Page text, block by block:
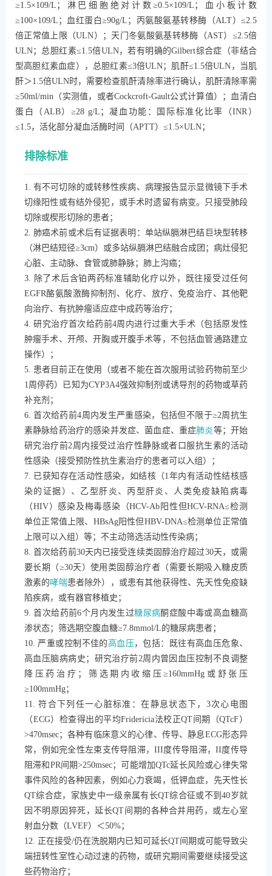
≥1.5×109/L；淋巴细胞绝对计数≥0.5×109/L；血小板计数
≥100×109/L；血红蛋白≥90g/L；丙氨酸氨基转移酶（ALT）≤2.5
倍正常值上限（ULN）；天门冬氨酸氨基转移酶（AST）≤2.5倍
ULN；总胆红素≤1.5倍ULN，若有明确的Gilbert综合症（非结合
型高胆红素血症），总胆红素≤3倍ULN；肌酐≤1.5倍ULN，当肌
酐＞1.5倍ULN时，需要检查肌酐清除率进行确认，肌酐清除率需
≥50ml/min（实测值，或者Cockcroft-Gault公式计算值）；血清白
蛋白（ALB）≥28 g/L；凝血功能：国际标准化比率（INR）
≤1.5，活化部分凝血活酶时间（APTT）≤1.5×ULN；
排除标准
1. 有不可切除的或转移性疾病、病理报告显示显微镜下手术
切缘阳性或有结外侵犯，或手术时遗留有病变。只接受肺段
切除或楔形切除的患者；
2. 肺癌术前或术后有证据表明：单站纵膈淋巴结巨块型转移
（淋巴结短径≥3cm）或多站纵膈淋巴结融合成团；病灶侵犯
心脏、主动脉、食管或肺静脉；肺上沟癌；
3. 除了术后含铂两药标准辅助化疗以外，既往接受过任何
EGFR酪氨酸激酶抑制剂、化疗、放疗、免疫治疗、其他靶
向治疗、有抗肿瘤适应症中成药等治疗；
4. 研究治疗首次给药前4周内进行过重大手术（包括原发性
肿瘤手术、开颅、开胸或开腹手术等，不包括血管通路建立
操作）；
5. 患者目前正在使用（或者不能在首次服用试验药物前至少
1周停药）已知为CYP3A4强效抑制剂或诱导剂的药物或草药
补充剂；
6. 首次给药前4周内发生严重感染，包括但不限于≥2周抗生
素静脉给药治疗的感染并发症、菌血症、重症肺炎等；开始
研究治疗前2周内接受过治疗性静脉或者口服抗生素的活动
性感染（接受预防性抗生素治疗的患者可以入组）；
7. 已获知存在活动性感染，如结核（1年内有活动性结核感
染的证据）、乙型肝炎、丙型肝炎、人类免疫缺陷病毒
（HIV）感染及梅毒感染（HCV-Ab阳性但HCV-RNA≤检测
单位正常值上限、HBsAg阳性但HBV-DNA≤检测单位正常值
上限可以入组）等；不主动筛选活动性传染病；
8. 首次给药前30天内已接受连续类固醇治疗超过30天，或需
要长期（≥30天）使用类固醇治疗者（需要长期吸入糖皮质
激素的哮喘患者除外），或患有其他获得性、先天性免疫缺
陷疾病，或有器官移植史；
9. 首次给药前6个月内发生过糖尿病酮症酸中毒或高血糖高
渗状态；筛选期空腹血糖≥7.8mmol/L的糖尿病患者；
10. 严重或控制不佳的 高血压 ，包括：既往有高血压危象、
高血压脑病病史；研究治疗前2周内曾因血压控制不良调整
降压药治疗；筛选期内收缩压≥160mmHg或舒张压
≥100mmHg；
11. 符合下列任一心脏标准：在静息状态下，3次心电图
（ECG）检查得出的平均Fridericia法校正QT间期（QTcF）
>470msec；各种有临床意义的心律、传导、静息ECG形态异
常，例如完全性左束支传导阻滞，III度传导阻滞，II度传导
阻滞和PR间期>250msec；可能增加QTc延长风险或心律失常
事件风险的各种因素，例如心力衰竭，低钾血症，先天性长
QT综合症，家族史中一级亲属有长QT综合征或不到40岁就
因不明原因猝死，延长QT间期的各种合并用药，或左心室
射血分数（LVEF）＜50%；
12. 正在接受/仍在洗脱期内已知可延长QT间期或可能导致尖
端扭转性室性心动过速的药物，或研究期间需要继续接受这
些药物治疗；